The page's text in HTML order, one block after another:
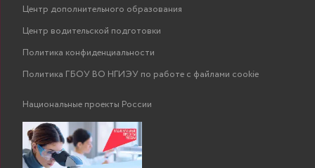
Центр дополнительного образования
Центр водительской подготовки
Политика конфиденциальности
Политика ГБОУ ВО НГИЭУ по работе с файлами cookie
Национальные проекты России